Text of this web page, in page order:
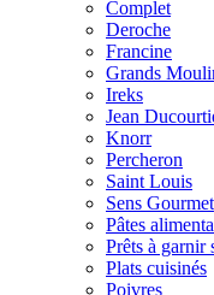
Complet
Deroche
Francine
Grands
Ireks
Jean
Knorr
Percheron
Saint Louis
Sens Gourmet
Pâtes
Prêts à garnir
Plats cuisinés
Poivres